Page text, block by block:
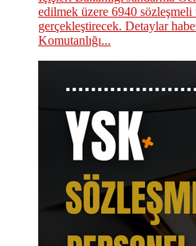
edilmek üzere 6940 sözleşmeli
gerçekleştirecek. Detaylar
Komutanlığı...